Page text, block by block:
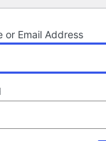
or Email Address